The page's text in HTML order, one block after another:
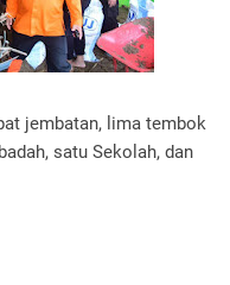
jembatan, lima tembok
satu Sekolah, dan